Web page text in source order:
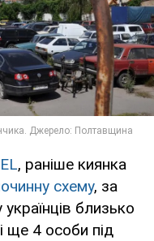
, раніше киянка
схему, за
близько
ще 4 особи під